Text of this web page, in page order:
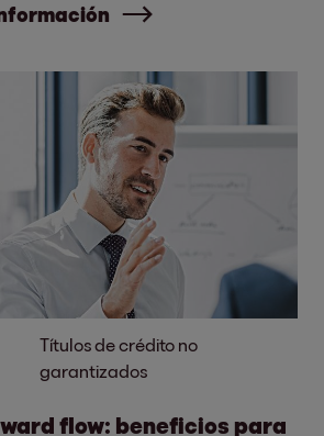
Títulos de crédito no
garantizados
flow: beneficios para